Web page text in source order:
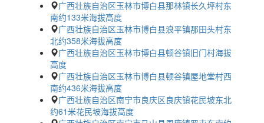
广西壮族自治区玉林市博白县那林镇长久坪村东
南约133米海拔高度
广西壮族自治区玉林市博白县浪平镇那田头村东
北约358米海拔高度
广西壮族自治区玉林市博白县顿谷镇旧门村海拔
高度
广西壮族自治区玉林市博白县顿谷镇屋地堂村西
南约436米海拔高度
广西壮族自治区南宁市良庆区良庆镇花民坡东北
约61米花民坡海拔高度